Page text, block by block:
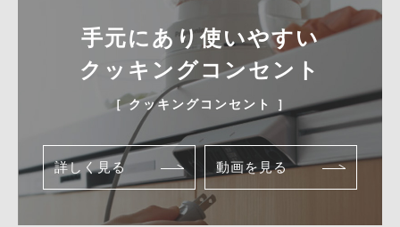
手元にあり使いやすい
クッキングコンセント
［ クッキングコンセント ］
詳しく見る 動画を見る